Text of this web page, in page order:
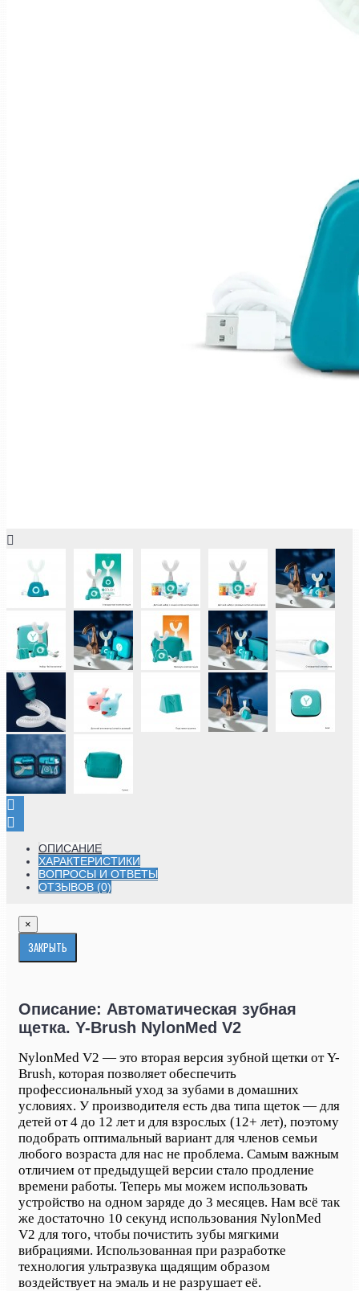
ОПИСАНИЕ
ХАРАКТЕРИСТИКИ
ВОПРОСЫ И ОТВЕТЫ
ОТЗЫВОВ (0)
×
ЗАКРЫТЬ
Описание: Автоматическая зубная
щетка. Y-Brush NylonMed V2
NylonMed V2 — это вторая версия зубной щетки от Y-
Brush, которая позволяет обеспечить
профессиональный уход за зубами в домашних
условиях. У производителя есть два типа щеток — для
детей от 4 до 12 лет и для взрослых (12+ лет), поэтому
подобрать оптимальный вариант для членов семьи
любого возраста для нас не проблема. Самым важным
отличием от предыдущей версии стало продление
времени работы. Теперь мы можем использовать
устройство на одном заряде до 3 месяцев. Нам всё так
же достаточно 10 секунд использования NylonMed
V2 для того, чтобы почистить зубы мягкими
вибрациями. Использованная при разработке
технология ультразвука щадящим образом
воздействует на эмаль и не разрушает её.